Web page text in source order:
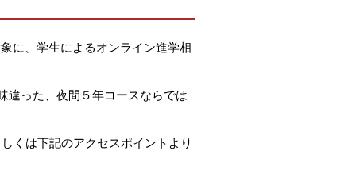
に、学生によるオンライン進学相
違った、夜間５年コースならでは
くは下記のアクセスポイントより